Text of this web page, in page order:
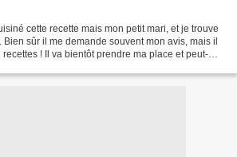
cette recette mais mon petit mari, et je trouve
sûr il me demande souvent mon avis, mais il
! Il va bientôt prendre ma place et peut-